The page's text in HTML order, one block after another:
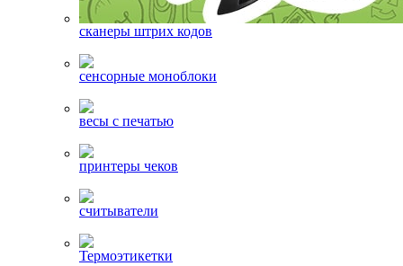
сканеры штрих кодов
сенсорные моноблоки
весы с печатью
принтеры чеков
считыватели
Термоэтикетки